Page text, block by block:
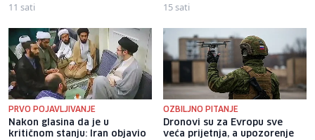
11 sati 15 sati
PRVO POJAVLJIVANJE
Nakon glasina da je u
kritičnom stanju: Iran objavio
OZBILJNO PITANJE
Dronovi su za Evropu sve
veća prijetnja, a upozorenje